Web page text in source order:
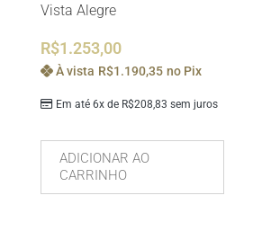
Vista Alegre
R$1.253,00
Em até 6x de R$208,83 sem juros
À vista R$1.190,35 no Pix
ADICIONAR AO
CARRINHO